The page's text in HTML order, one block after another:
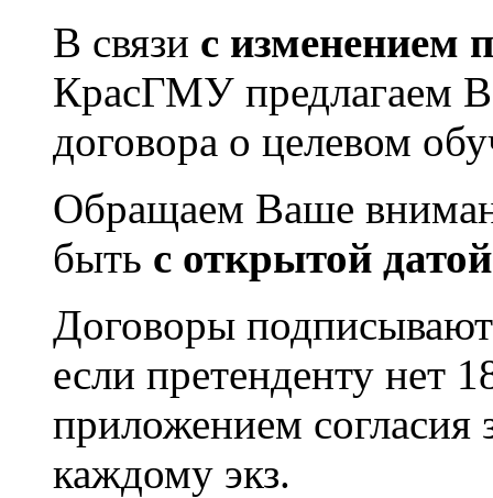
В связи с изменением
КрасГМУ предлагаем
договора о целевом
Обращаем Ваше
быть с открытой датой
Договоры
если претенденту нет
приложением согласия
каждому экз.